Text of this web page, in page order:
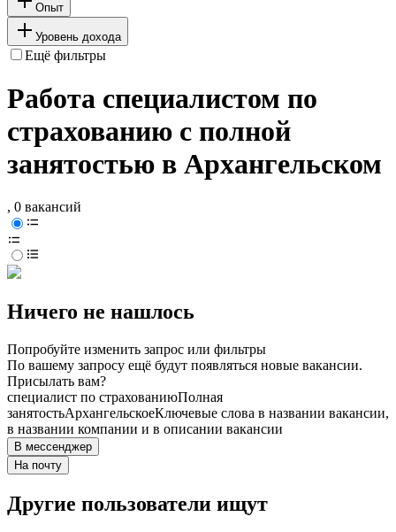
Опыт
Уровень дохода
Ещё фильтры
Работа специалистом по
страхованию с полной
занятостью в Архангельском
, 0 вакансий
Ничего не нашлось
Попробуйте изменить запрос или фильтры
По вашему запросу ещё будут появляться новые вакансии.
Присылать вам?
специалист по страхованиюПолная
занятостьАрхангельскоеКлючевые слова в названии вакансии,
в названии компании и в описании вакансии
В мессенджер
На почту
Другие пользователи ищут